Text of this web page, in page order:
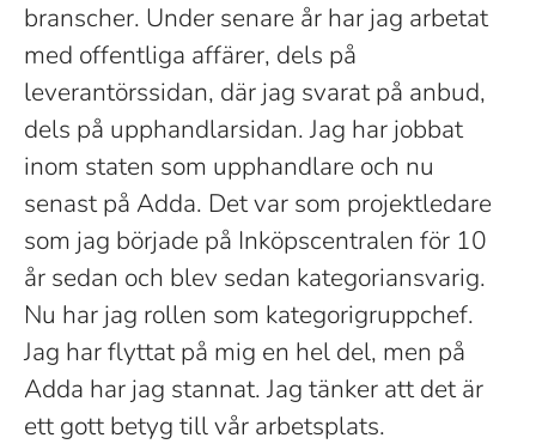
branscher. Under senare år har jag arbetat
med offentliga affärer, dels på
leverantörssidan, där jag svarat på anbud,
dels på upphandlarsidan. Jag har jobbat
inom staten som upphandlare och nu
senast på Adda. Det var som projektledare
som jag började på Inköpscentralen för 10
år sedan och blev sedan kategoriansvarig.
Nu har jag rollen som kategorigruppchef.
Jag har flyttat på mig en hel del, men på
Adda har jag stannat. Jag tänker att det är
ett gott betyg till vår arbetsplats.